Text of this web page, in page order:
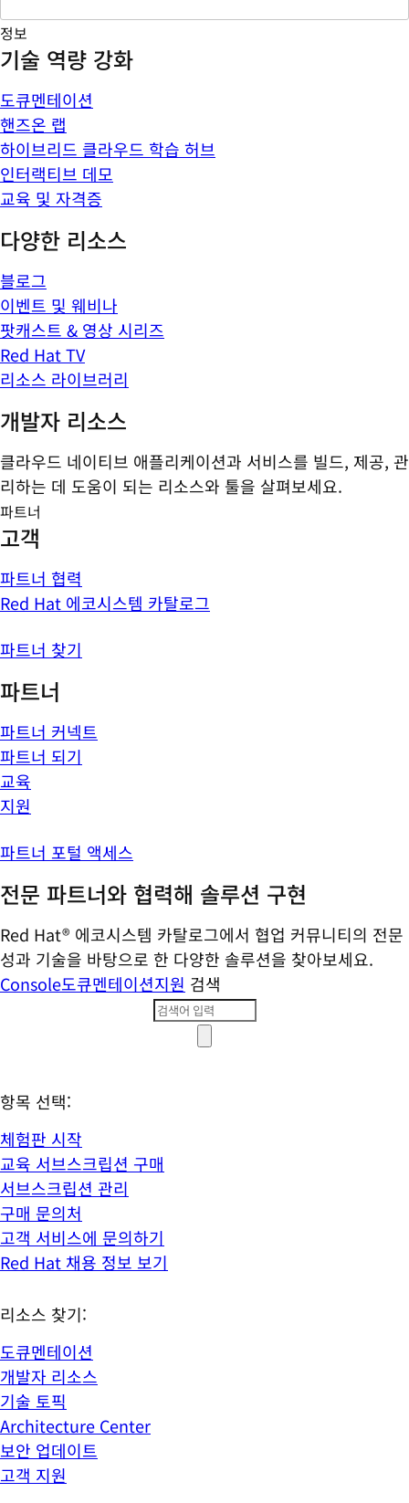
정보
기술 역량 강화
도큐멘테이션
핸즈온 랩
하이브리드 클라우드 학습 허브
인터랙티브 데모
교육 및 자격증
다양한 리소스
블로그
이벤트 및 웨비나
팟캐스트 & 영상 시리즈
Red Hat TV
리소스 라이브러리
개발자 리소스
클라우드 네이티브 애플리케이션과 서비스를 빌드, 제공, 관
리하는 데 도움이 되는 리소스와 툴을 살펴보세요.
파트너
고객
파트너 협력
Red Hat 에코시스템 카탈로그
파트너 찾기
파트너
파트너 커넥트
파트너 되기
교육
지원
파트너 포털 액세스
전문 파트너와 협력해 솔루션 구현
Red Hat® 에코시스템 카탈로그에서 협업 커뮤니티의 전문
성과 기술을 바탕으로 한 다양한 솔루션을 찾아보세요.
Console도큐멘테이션지원 검색
항목 선택:
체험판 시작
교육 서브스크립션 구매
서브스크립션 관리
구매 문의처
고객 서비스에 문의하기
Red Hat 채용 정보 보기
리소스 찾기:
도큐멘테이션
개발자 리소스
기술 토픽
Architecture Center
보안 업데이트
고객 지원